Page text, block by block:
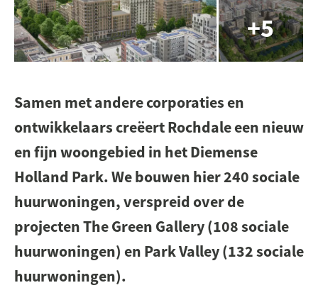
Samen met andere corporaties en
ontwikkelaars creëert Rochdale een nieuw
en fijn woongebied in het Diemense
Holland Park. We bouwen hier 240 sociale
huurwoningen, verspreid over de
projecten The Green Gallery (108 sociale
huurwoningen) en Park Valley (132 sociale
huurwoningen).